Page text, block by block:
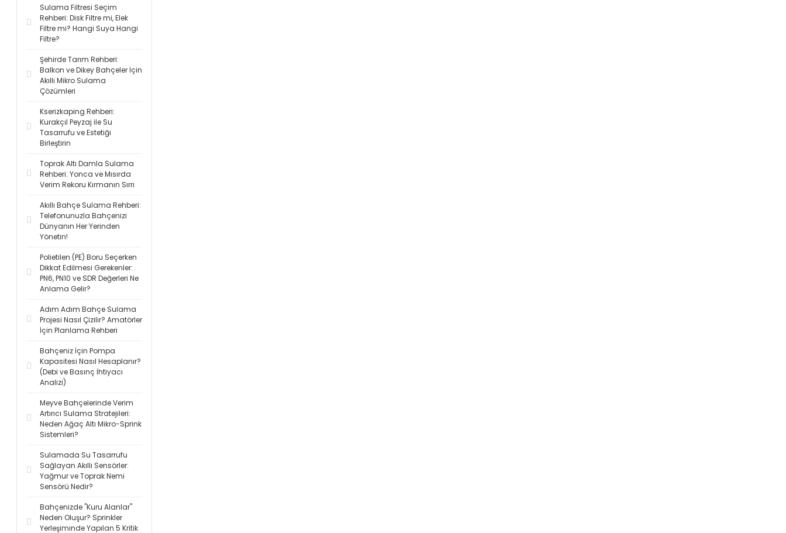
Sulama Filtresi Seçim
Rehberi: Disk Filtre mi, Elek
Filtre mi? Hangi Suya Hangi
Filtre?
Şehirde Tarım Rehberi:
Balkon ve Dikey Bahçeler İçin
Akıllı Mikro Sulama
Çözümleri
Kserizkaping Rehberi:
Kurakçıl Peyzaj ile Su
Tasarrufu ve Estetiği
Birleştirin
Toprak Altı Damla Sulama
Rehberi: Yonca ve Mısırda
Verim Rekoru Kırmanın Sırrı
Akıllı Bahçe Sulama Rehberi:
Telefonunuzla Bahçenizi
Dünyanın Her Yerinden
Yönetin!
Polietilen (PE) Boru Seçerken
Dikkat Edilmesi Gerekenler:
PN6, PN10 ve SDR Değerleri Ne
Anlama Gelir?
Adım Adım Bahçe Sulama
Projesi Nasıl Çizilir? Amatörler
İçin Planlama Rehberi
Bahçeniz İçin Pompa
Kapasitesi Nasıl Hesaplanır?
(Debi ve Basınç İhtiyacı
Analizi)
Meyve Bahçelerinde Verim
Artırıcı Sulama Stratejileri:
Neden Ağaç Altı Mikro-Sprink
Sistemleri?
Sulamada Su Tasarrufu
Sağlayan Akıllı Sensörler:
Yağmur ve Toprak Nemi
Sensörü Nedir?
Bahçenizde "Kuru Alanlar"
Neden Oluşur? Sprinkler
Yerleşiminde Yapılan 5 Kritik